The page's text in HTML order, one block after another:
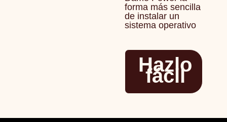
forma más sencilla
de instalar un
sistema operativo
Hazlo
fácil